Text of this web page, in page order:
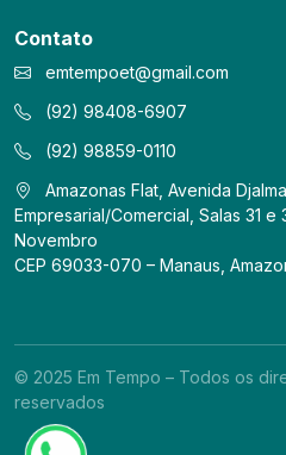
Contato
emtempoet@gmail.com
(92) 98408-6907
(92) 98859-0110
Amazonas Flat, Avenida
Empresarial/Comercial, Salas 31
Novembro
CEP 69033-070 – Manaus,
© 2025 Em Tempo – Todos os
reservados